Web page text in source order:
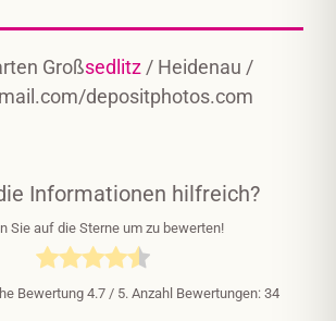
Großsedlitz/ Heidenau /
depositphotos.com
Informationen hilfreich?
Sie auf die Sterne um zu bewerten!
Bewertung4.7 / 5. Anzahl Bewertungen: 34